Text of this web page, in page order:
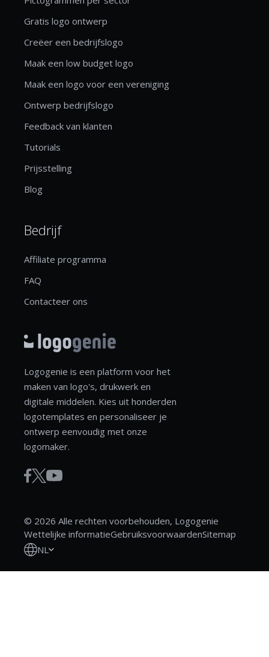
Gratis logo ontwerp
Creëer een bedrijfslogo
Maak een low budget logo
Maak een logo voor een vereniging
Ontwerp bedrijfslogo
Feedback van klanten
Tutorials
Prijsstelling
Blog
Bedrijf
Affiliate programma
FAQ
Contacteer ons
Logogenie is een platform voor het
maken van logo's, drukwerk en
digitale middelen. Kies uit honderden
logotemplates en personaliseer je
ontwerp eenvoudig met onze
logomaker.
© 2026 Alle rechten voorbehouden, Logogenie
Wettelijke informatieGebruiksvoorwaardenSitemap
NL